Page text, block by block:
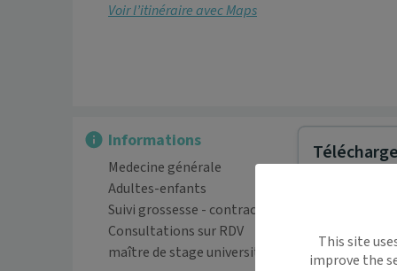
Voir l’itinéraire avec Maps
Informations
Medecine générale
Adultes-enfants
Suivi grossesse - contraception - pose et
Consultations sur RDV
maître de stage universitaire
This site
improve the